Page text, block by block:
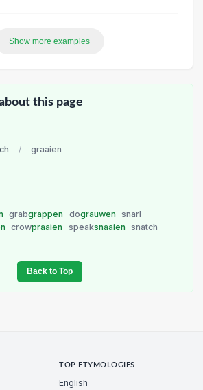
Show more examples
this page
/ graaien
grabgrappen dograuwen
snarl
crowpraaien speaksnaaien
snatch
Back to Top
TOP ETYMOLOGIES
English